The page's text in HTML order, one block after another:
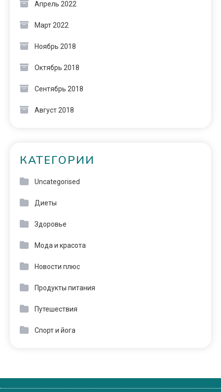
Апрель 2022
Март 2022
Ноябрь 2018
Октябрь 2018
Сентябрь 2018
Август 2018
КАТЕГОРИИ
Uncategorised
Диеты
Здоровье
Мода и красота
Новости плюс
Продукты питания
Путешествия
Спорт и йога